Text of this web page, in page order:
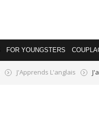
FOR YOUNGSTERS
J'Apprends L'anglais